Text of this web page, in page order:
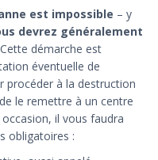
est impossible – y
devrez généralement
démarche est
éventuelle de
procéder à la destruction
le remettre à un centre
il vous faudra
obligatoires :